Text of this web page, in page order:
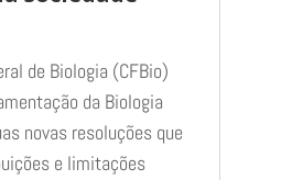
de Biologia (CFBio)
da Biologia
novas resoluções que
e limitações